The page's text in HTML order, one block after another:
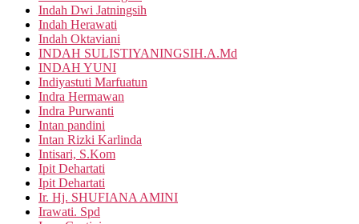
Indah Dwi Jatningsih
Indah Herawati
Indah Oktaviani
INDAH SULISTIYANINGSIH.A.Md
INDAH YUNI
Indiyastuti Marfuatun
Indra Hermawan
Indra Purwanti
Intan pandini
Intan Rizki Karlinda
Intisari, S.Kom
Ipit Dehartati
Ipit Dehartati
Ir. Hj. SHUFIANA AMINI
Irawati. Spd